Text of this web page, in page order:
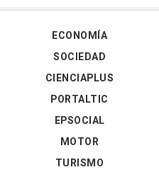
ECONOMÍA
SOCIEDAD
CIENCIAPLUS
PORTALTIC
EPSOCIAL
MOTOR
TURISMO